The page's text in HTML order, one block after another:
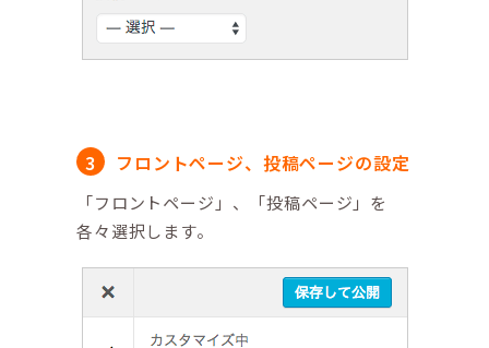
フロントページ、投稿ページの設定
「フロントページ」、「投稿ページ」を
各々選択します。